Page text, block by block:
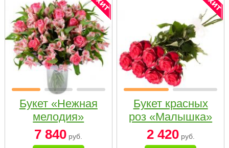
Букет «Нежная
мелодия»
7 840 руб.
Букет красных
роз «Малышка»
2 420руб.